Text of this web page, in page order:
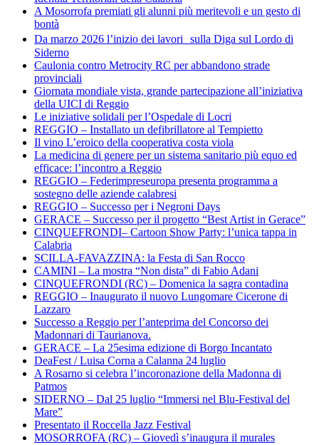
A Mosorrofa premiati gli alunni più meritevoli e un gesto di
bontà
Da marzo 2026 l’inizio dei lavori sulla Diga sul Lordo di
Siderno
Caulonia contro Metrocity RC per abbandono strade
provinciali
Giornata mondiale vista, grande partecipazione all’iniziativa
della UICI di Reggio
Le iniziative solidali per l’Ospedale di Locri
REGGIO – Installato un defibrillatore al Tempietto
Il vino L’eroico della cooperativa costa viola
La medicina di genere per un sistema sanitario più equo ed
efficace: l’incontro a Reggio
REGGIO – Federimpreseuropa presenta programma a
sostegno delle aziende calabresi
REGGIO – Successo per i Negroni Days
GERACE – Successo per il progetto “Best Artist in Gerace”
CINQUEFRONDI– Cartoon Show Party: l’unica tappa in
Calabria
SCILLA-FAVAZZINA: la Festa di San Rocco
CAMINI – La mostra “Non dista” di Fabio Adani
CINQUEFRONDI (RC) – Domenica la sagra contadina
REGGIO – Inaugurato il nuovo Lungomare Cicerone di
Lazzaro
Successo a Reggio per l’anteprima del Concorso dei
Madonnari di Taurianova.
GERACE – La 25esima edizione di Borgo Incantato
DeaFest / Luisa Corna a Calanna 24 luglio
A Rosarno si celebra l’incoronazione della Madonna di
Patmos
SIDERNO – Dal 25 luglio “Immersi nel Blu-Festival del
Mare”
Presentato il Roccella Jazz Festival
MOSORROFA (RC) – Giovedì s’inaugura il murales